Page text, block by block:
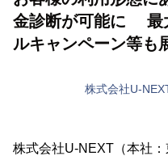
金診断が可能に 最
ルキャンペーン等も
株式会社U-
株式会社U-NEXT（本社